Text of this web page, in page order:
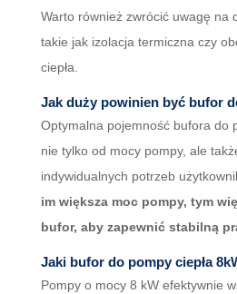
Warto również zwrócić uwagę na
takie jak izolacja termiczna czy
ciepła.
Jak duży powinien być bufor
Optymalna pojemność bufora do
nie tylko od mocy pompy, ale
indywidualnych potrzeb
im większa moc pompy, tym
bufor, aby zapewnić stabilną
Jaki bufor do pompy ciepła
Pompy o mocy 8 kW efektywnie